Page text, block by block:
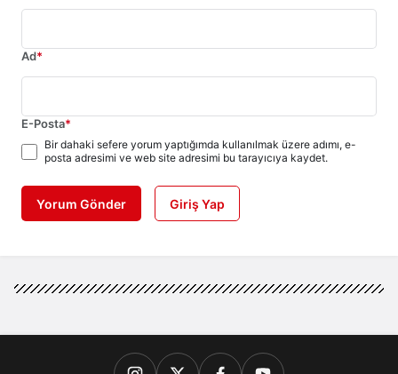
Ad*
E-Posta*
Bir dahaki sefere yorum yaptığımda kullanılmak üzere adımı, e-
posta adresimi ve web site adresimi bu tarayıcıya kaydet.
Yorum Gönder Giriş Yap